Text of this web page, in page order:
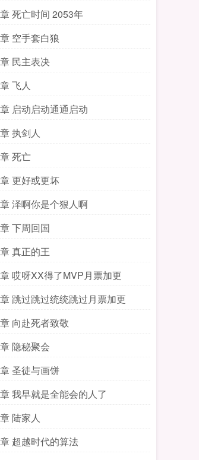
死亡时间 2053年
空手套白狼
民主表决
飞人
启动启动通通启动
执剑人
死亡
更好或更坏
泽啊你是个狠人啊
下周回国
真正的王
哎呀XX得了MVP月票加更
跳过跳过统统跳过月票加更
向赴死者致敬
隐秘聚会
圣徒与画饼
我早就是全能会的人了
陆家人
超越时代的算法